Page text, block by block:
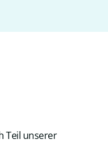
Teil unserer